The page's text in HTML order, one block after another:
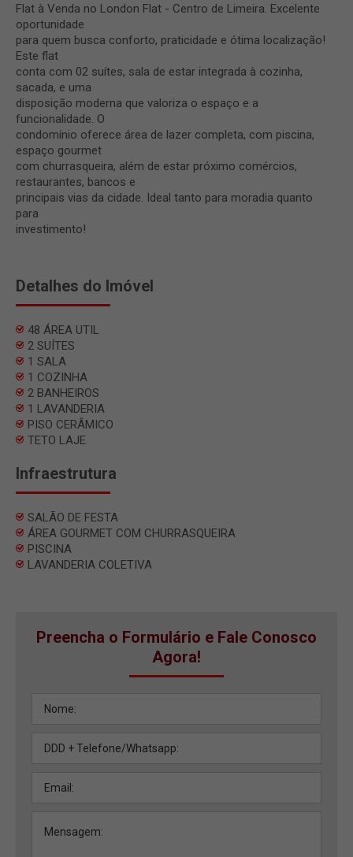
Flat à Venda no London Flat - Centro de Limeira. Excelente
oportunidade
para quem busca conforto, praticidade e ótima localização!
Este flat
conta com 02 suítes, sala de estar integrada à cozinha,
sacada, e uma
disposição moderna que valoriza o espaço e a
funcionalidade. O
condomínio oferece área de lazer completa, com piscina,
espaço gourmet
com churrasqueira, além de estar próximo comércios,
restaurantes, bancos e
principais vias da cidade. Ideal tanto para moradia quanto
para
investimento!
Detalhes do Imóvel
48 ÁREA UTIL
2 SUÍTES
1 SALA
1 COZINHA
2 BANHEIROS
1 LAVANDERIA
PISO CERÂMICO
TETO LAJE
Infraestrutura
SALÃO DE FESTA
ÁREA GOURMET COM CHURRASQUEIRA
PISCINA
LAVANDERIA COLETIVA
Preencha o Formulário e Fale Conosco
Agora!